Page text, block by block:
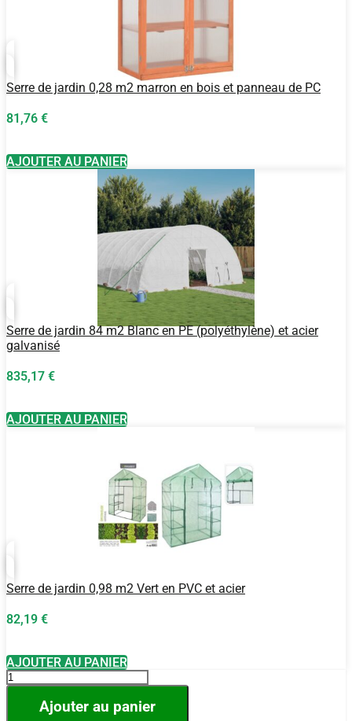
Serre de jardin 0,28 m2 marron en bois et panneau de PC
81,76 €
AJOUTER AU PANIER
Serre de jardin 84 m2 Blanc en PE (polyéthylène) et acier
galvanisé
835,17 €
AJOUTER AU PANIER
Serre de jardin 0,98 m2 Vert en PVC et acier
82,19 €
AJOUTER AU PANIER
quantité
de
Ajouter au panier